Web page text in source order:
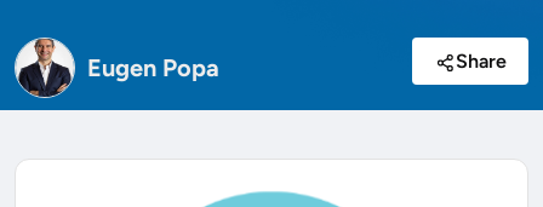
Eugen Popa Share